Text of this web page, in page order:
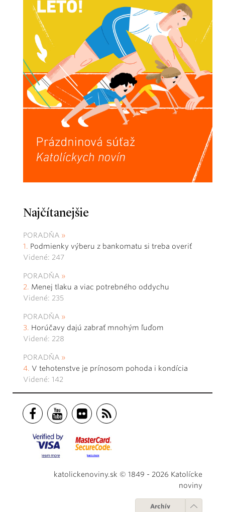
Najčítanejšie
PORADŇA
Podmienky výberu z bankomatu si treba overiť
Videné: 247
PORADŇA
Menej tlaku a viac potrebného oddychu
Videné: 235
PORADŇA
Horúčavy dajú zabrať mnohým ľuďom
Videné: 228
PORADŇA
V tehotenstve je prínosom pohoda i kondícia
Videné: 142
katolickenoviny.sk © 1849 - 2026 Katolícke
noviny
Archív